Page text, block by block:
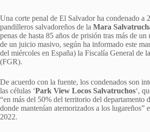
Una corte penal de El Salvador ha condenado a
pandilleros salvadoreños de la Mara
penas de hasta 85 años de prisión tras más de un
de un juicio masivo, según ha informado este
del miércoles en España) la Fiscalía General de
(FGR).
De acuerdo con la fuente, los condenados son
las células ‘Park View Locos Salvatruchos‘,
“en más del 50% del territorio del departamento
donde mantenían atemorizados a los lugareños”
2022.